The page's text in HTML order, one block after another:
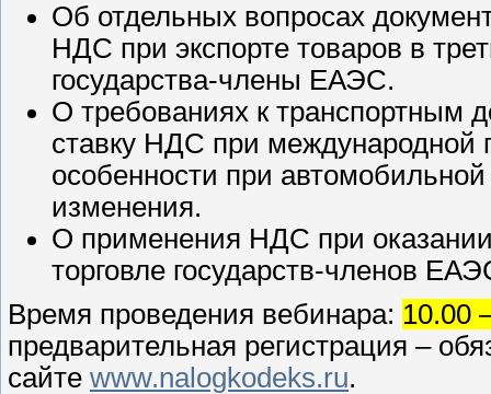
Об отдельных вопросах
НДС при экспорте товаров в
государства-члены ЕАЭС.
О требованиях к транспортным
ставку НДС при международной
особенности при
изменения.
О применения НДС при
торговле государств-членов
Время проведения вебинара: 10.00
предварительная регистрация –
сайте www.nalogkodeks.ru.